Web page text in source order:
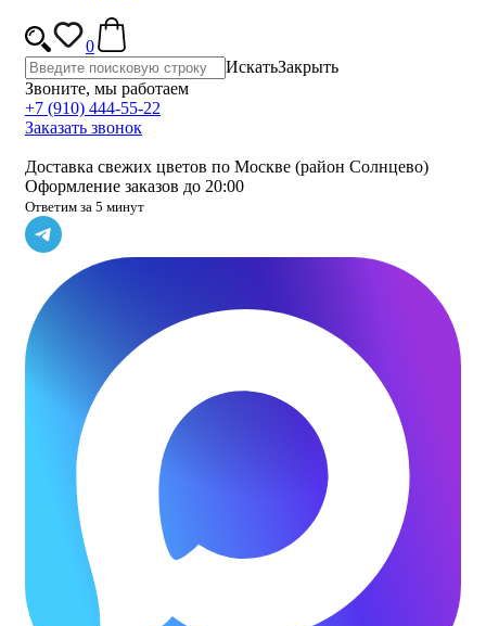
0
ИскатьЗакрыть
Звоните, мы работаем
+7 (910) 444-55-22
Заказать звонок
Доставка свежих цветов по Москве (район Солнцево)
Оформление заказов до 20:00
Ответим за 5 минут